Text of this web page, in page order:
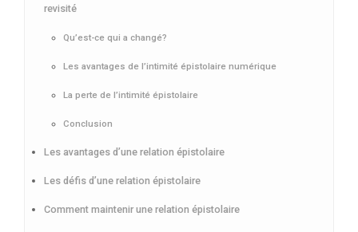
revisité
Qu’est-ce qui a changé?
Les avantages de l’intimité épistolaire numérique
La perte de l’intimité épistolaire
Conclusion
Les avantages d’une relation épistolaire
Les défis d’une relation épistolaire
Comment maintenir une relation épistolaire